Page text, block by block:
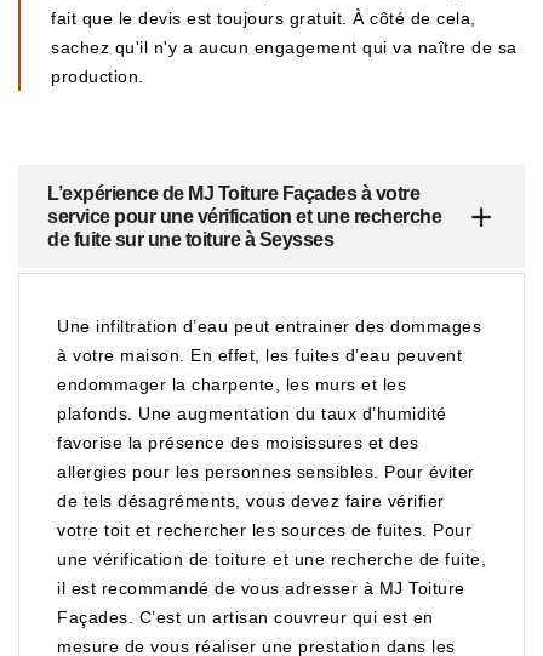
fait que le devis est toujours gratuit. À côté de cela,
sachez qu'il n'y a aucun engagement qui va naître de sa
production.
L’expérience de MJ Toiture Façades à votre
service pour une vérification et une recherche
de fuite sur une toiture à Seysses
Une infiltration d’eau peut entrainer des dommages
à votre maison. En effet, les fuites d’eau peuvent
endommager la charpente, les murs et les
plafonds. Une augmentation du taux d’humidité
favorise la présence des moisissures et des
allergies pour les personnes sensibles. Pour éviter
de tels désagréments, vous devez faire vérifier
votre toit et rechercher les sources de fuites. Pour
une vérification de toiture et une recherche de fuite,
il est recommandé de vous adresser à MJ Toiture
Façades. C’est un artisan couvreur qui est en
mesure de vous réaliser une prestation dans les